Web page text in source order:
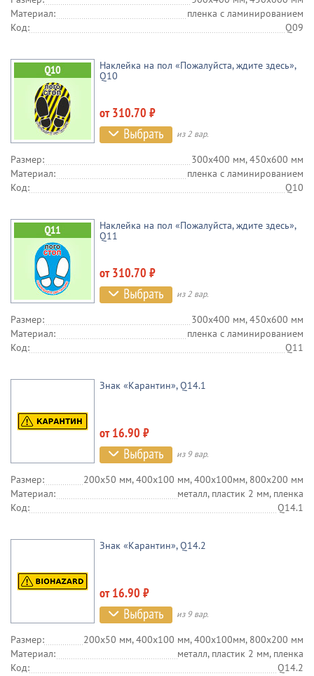
Материал:
пленка c ламинированием
Код:
Q09
Наклейка на пол «Пожалуйста, ждите здесь»,
Q10
от 310.70 ₽
из 2 вар.
Размер:
300х400 мм, 450х600 мм
Материал:
пленка c ламинированием
Код:
Q10
Наклейка на пол «Пожалуйста, ждите здесь»,
Q11
от 310.70 ₽
из 2 вар.
Размер:
300х400 мм, 450х600 мм
Материал:
пленка c ламинированием
Код:
Q11
Знак «Карантин», Q14.1
от 16.90 ₽
из 9 вар.
Размер:
200х50 мм, 400х100 мм, 400х100мм, 800х200 мм
Материал:
металл, пластик 2 мм, пленка
Код:
Q14.1
Знак «Карантин», Q14.2
от 16.90 ₽
из 9 вар.
Размер:
200х50 мм, 400х100 мм, 400х100мм, 800х200 мм
Материал:
металл, пластик 2 мм, пленка
Код:
Q14.2